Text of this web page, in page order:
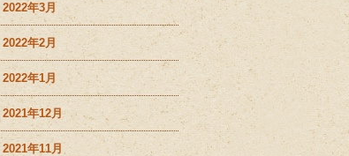
2022年3月
2022年2月
2022年1月
2021年12月
2021年11月